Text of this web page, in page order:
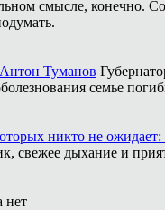
смысле, конечно.
Туманов
семье
никто не ожидает:
свежее дыхание и
нет